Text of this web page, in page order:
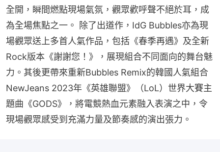
全開，瞬間燃點現場氣氛，觀眾歡呼聲不絕於耳，成
為全場焦點之一。 除了出道作，IdG Bubbles亦為現
場觀眾送上多首人氣作品，包括《春季再遇》及全新
Rock版本《謝謝您！》，展現組合不同面向的舞台魅
力。其後更帶來重新Bubbles Remix的韓國人氣組合
NewJeans 2023年《英雄聯盟》（LoL）世界大賽主
題曲《GODS》，將電競熱血元素融入表演之中，令
現場觀眾感受到充滿力量及節奏感的演出張力。